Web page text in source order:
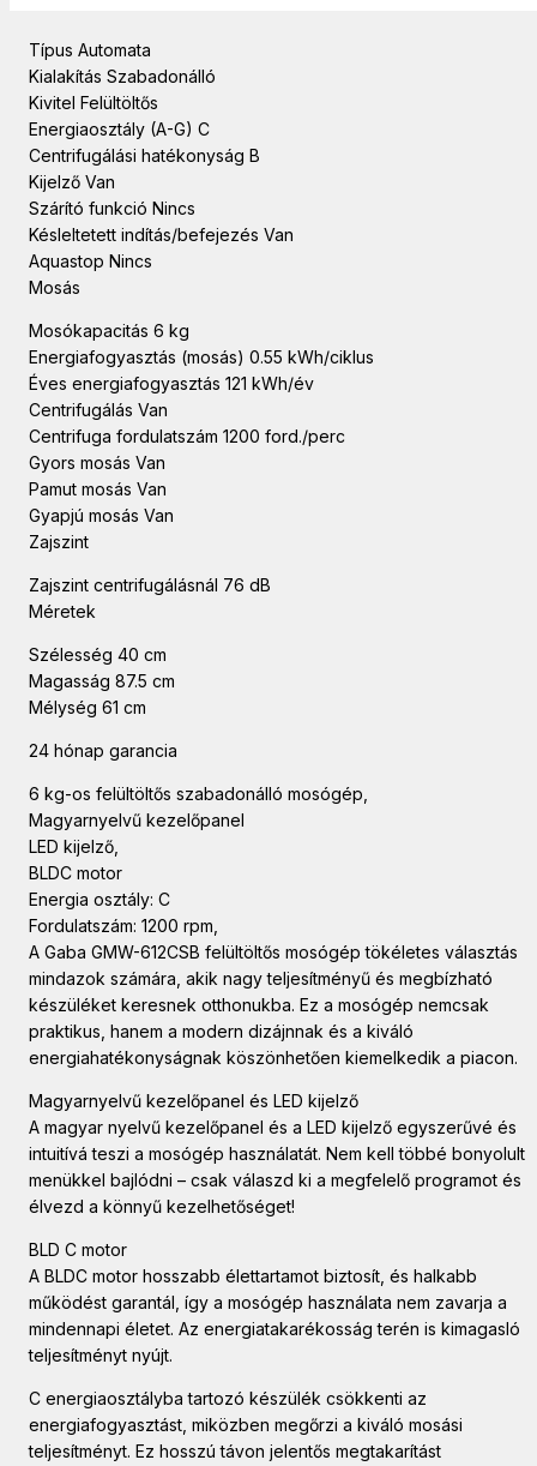
Típus Automata
Kialakítás Szabadonálló
Kivitel Felültöltős
Energiaosztály (A-G) C
Centrifugálási hatékonyság B
Kijelző Van
Szárító funkció Nincs
Késleltetett indítás/befejezés Van
Aquastop Nincs
Mosás
Mosókapacitás 6 kg
Energiafogyasztás (mosás) 0.55 kWh/ciklus
Éves energiafogyasztás 121 kWh/év
Centrifugálás Van
Centrifuga fordulatszám 1200 ford./perc
Gyors mosás Van
Pamut mosás Van
Gyapjú mosás Van
Zajszint
Zajszint centrifugálásnál 76 dB
Méretek
Szélesség 40 cm
Magasság 87.5 cm
Mélység 61 cm
24 hónap garancia
6 kg-os felültöltős szabadonálló mosógép,
Magyarnyelvű kezelőpanel
LED kijelző,
BLDC motor
Energia osztály: C
Fordulatszám: 1200 rpm,
A Gaba GMW-612CSB felültöltős mosógép tökéletes választás
mindazok számára, akik nagy teljesítményű és megbízható
készüléket keresnek otthonukba. Ez a mosógép nemcsak
praktikus, hanem a modern dizájnnak és a kiváló
energiahatékonyságnak köszönhetően kiemelkedik a piacon.
Magyarnyelvű kezelőpanel és LED kijelző
A magyar nyelvű kezelőpanel és a LED kijelző egyszerűvé és
intuitívá teszi a mosógép használatát. Nem kell többé bonyolult
menükkel bajlódni – csak válaszd ki a megfelelő programot és
élvezd a könnyű kezelhetőséget!
BLD C motor
A BLDC motor hosszabb élettartamot biztosít, és halkabb
működést garantál, így a mosógép használata nem zavarja a
mindennapi életet. Az energiatakarékosság terén is kimagasló
teljesítményt nyújt.
C energiaosztályba tartozó készülék csökkenti az
energiafogyasztást, miközben megőrzi a kiváló mosási
teljesítményt. Ez hosszú távon jelentős megtakarítást